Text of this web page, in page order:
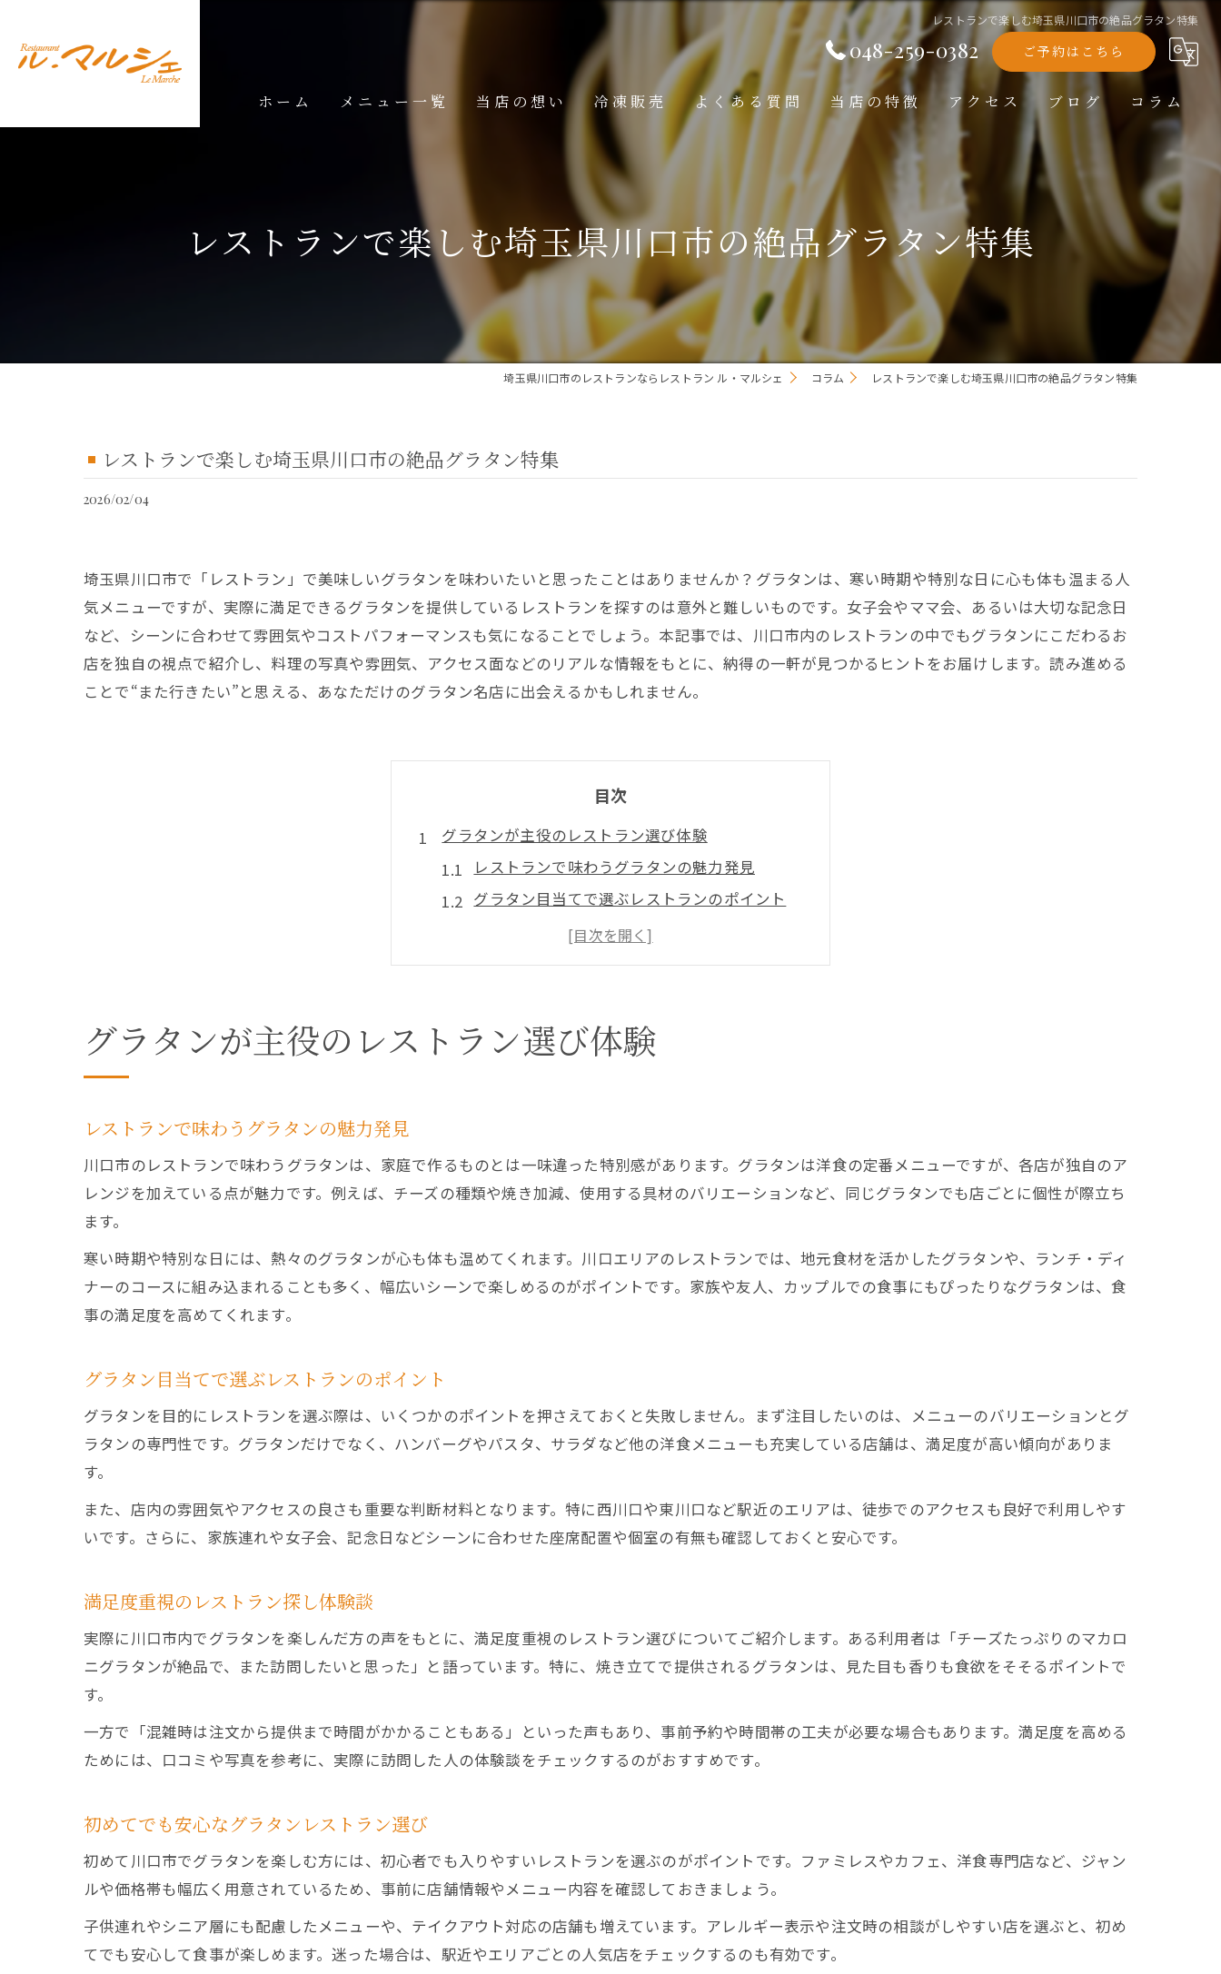
レストランで楽しむ埼玉県川口市の絶品グラタン特集
048-259-0382 ご予約はこちら
ホーム メニュー一覧
ディナーメニュー
ドリンクメニュー
当店の想い 冷凍販売 よくある質問 当店の特徴
洋食
ランチ
ディナー
テイクアウト
アクセス ブログ コラム
レストランで楽しむ埼玉県川口市の絶品グラタン特集
埼玉県川口市のレストランならレストラン ル・マルシェ コラム レストランで楽しむ埼玉県川口市の絶品グラタン特集
レストランで楽しむ埼玉県川口市の絶品グラタン特集
2026/02/04
埼玉県川口市で「レストラン」で美味しいグラタンを味わいたいと思ったことはありませんか？グラタンは、寒い時期や特別な日に心も体も温まる人
気メニューですが、実際に満足できるグラタンを提供しているレストランを探すのは意外と難しいものです。女子会やママ会、あるいは大切な記念日
など、シーンに合わせて雰囲気やコストパフォーマンスも気になることでしょう。本記事では、川口市内のレストランの中でもグラタンにこだわるお
店を独自の視点で紹介し、料理の写真や雰囲気、アクセス面などのリアルな情報をもとに、納得の一軒が見つかるヒントをお届けします。読み進める
ことで“また行きたい”と思える、あなただけのグラタン名店に出会えるかもしれません。
目次
グラタンが主役のレストラン選び体験
レストランで味わうグラタンの魅力発見
グラタン目当てで選ぶレストランのポイント
満足度重視のレストラン探し体験談
初めてでも安心なグラタンレストラン選び
埼玉県川口市で心温まるグラタンを堪能
レストランで楽しむ川口市のグラタン事情
川口市内の注目グラタンレストランを紹介
季節を問わず楽しめるグラタンの魅力とは
レストランで叶う女子会向けグラタン特集
ママ会に最適なグラタンレストランの条件
家族と楽しむレストランのグラタン時間
家族で楽しめるレストラングラタンの魅力
家族向けレストランのグラタン人気メニュー
団らんを彩るレストランのグラタン体験
レストランで味わう洋食グラタンの世界
イタリアン好きにおすすめレストラン特集
グラタンが主役のレストランを厳選紹介
イタリアン要素満載のグラタンレストラン
女子会や家族で楽しむグラタンレストラン案内
デートに映えるグラタンレストラン選び
特別な日におすすめのグラタンレストラン
様々なシーンに合うグラタンレストラン特集
グラタンが主役のレストラン選び体験
レストランで味わうグラタンの魅力発見
川口市のレストランで味わうグラタンは、家庭で作るものとは一味違った特別感があります。グラタンは洋食の定番メニューですが、各店が独自のア
レンジを加えている点が魅力です。例えば、チーズの種類や焼き加減、使用する具材のバリエーションなど、同じグラタンでも店ごとに個性が際立ち
ます。
寒い時期や特別な日には、熱々のグラタンが心も体も温めてくれます。川口エリアのレストランでは、地元食材を活かしたグラタンや、ランチ・ディ
ナーのコースに組み込まれることも多く、幅広いシーンで楽しめるのがポイントです。家族や友人、カップルでの食事にもぴったりなグラタンは、食
事の満足度を高めてくれます。
グラタン目当てで選ぶレストランのポイント
グラタンを目的にレストランを選ぶ際は、いくつかのポイントを押さえておくと失敗しません。まず注目したいのは、メニューのバリエーションとグ
ラタンの専門性です。グラタンだけでなく、ハンバーグやパスタ、サラダなど他の洋食メニューも充実している店舗は、満足度が高い傾向がありま
す。
また、店内の雰囲気やアクセスの良さも重要な判断材料となります。特に西川口や東川口など駅近のエリアは、徒歩でのアクセスも良好で利用しやす
いです。さらに、家族連れや女子会、記念日などシーンに合わせた座席配置や個室の有無も確認しておくと安心です。
満足度重視のレストラン探し体験談
実際に川口市内でグラタンを楽しんだ方の声をもとに、満足度重視のレストラン選びについてご紹介します。ある利用者は「チーズたっぷりのマカロ
ニグラタンが絶品で、また訪問したいと思った」と語っています。特に、焼き立てで提供されるグラタンは、見た目も香りも食欲をそそるポイントで
す。
一方で「混雑時は注文から提供まで時間がかかることもある」といった声もあり、事前予約や時間帯の工夫が必要な場合もあります。満足度を高める
ためには、口コミや写真を参考に、実際に訪問した人の体験談をチェックするのがおすすめです。
初めてでも安心なグラタンレストラン選び
初めて川口市でグラタンを楽しむ方には、初心者でも入りやすいレストランを選ぶのがポイントです。ファミレスやカフェ、洋食専門店など、ジャン
ルや価格帯も幅広く用意されているため、事前に店舗情報やメニュー内容を確認しておきましょう。
子供連れやシニア層にも配慮したメニューや、テイクアウト対応の店舗も増えています。アレルギー表示や注文時の相談がしやすい店を選ぶと、初め
てでも安心して食事が楽しめます。迷った場合は、駅近やエリアごとの人気店をチェックするのも有効です。